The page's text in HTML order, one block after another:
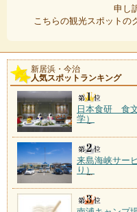
申し
こちらの観光スポットの
新居浜・今治
人気スポットランキング
日本食研 食
学）
来島海峡サー
り）